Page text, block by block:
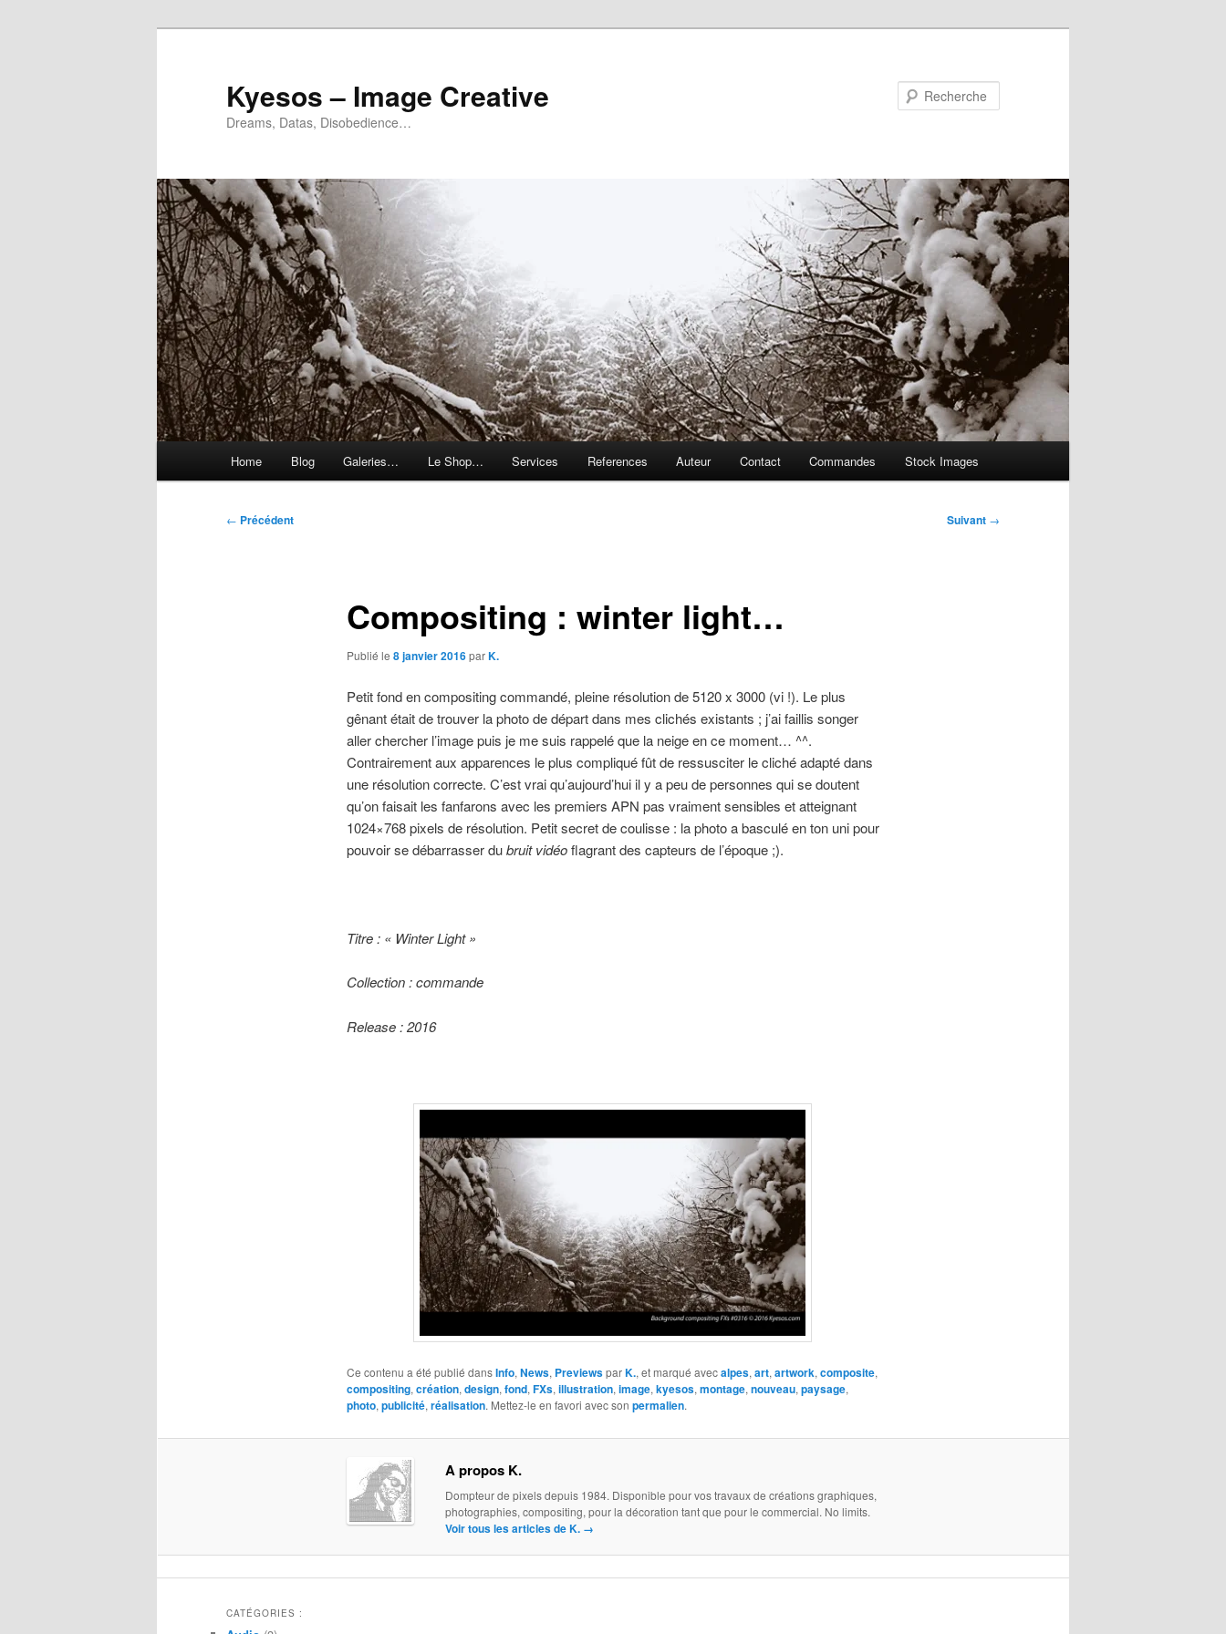
Kyesos – Image Creative
Dreams, Datas, Disobedience…
Home Blog Galeries… Le Shop… Services References Auteur Contact Commandes Stock Images
Navigation
← Précédent Suivant →
Compositing : winter light…
Publié le 8 janvier 2016parK.
Petit fond en compositing commandé, pleine résolution de 5120 x 3000 (vi !). Le plus
gênant était de trouver la photo de départ dans mes clichés existants ; j’ai faillis songer
aller chercher l’image puis je me suis rappelé que la neige en ce moment… ^^.
Contrairement aux apparences le plus compliqué fût de ressusciter le cliché adapté dans
une résolution correcte. C’est vrai qu’aujourd’hui il y a peu de personnes qui se doutent
qu’on faisait les fanfarons avec les premiers APN pas vraiment sensibles et atteignant
1024×768 pixels de résolution. Petit secret de coulisse : la photo a basculé en ton uni pour
pouvoir se débarrasser dubruit vidéoflagrant des capteurs de l’époque ;).
Titre : « Winter Light »
Collection : commande
Release : 2016
Ce contenu a été publié dansInfo,News, PreviewsparK., et marqué avecalpes,art,artwork,composite,
compositing,création,design,fond,FXs,illustration,image,kyesos,montage,nouveau,paysage,
photo,publicité,réalisation. Mettez-le en favori avec son permalien.
A propos K.
Dompteur de pixels depuis 1984. Disponible pour vos travaux de créations graphiques,
photographies, compositing, pour la décoration tant que pour le commercial. No limits.
Voir tous les articles de K. →
CATÉGORIES :